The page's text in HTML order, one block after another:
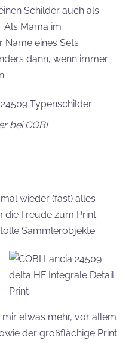
Schilder auch als
Als Mama im
Name eines Sets
dann, wenn immer
bei COBI
wieder (fast) alles
die Freude zum Print
Sammlerobjekte.
etwas mehr, vor allem
der großflächige Print